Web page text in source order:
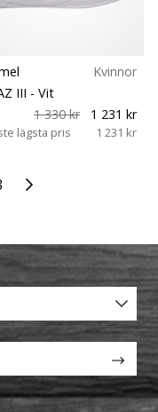
Kvinnor
III - Vit
1 330 kr
1 231 kr
lägsta pris 1 231 kr
Nästa